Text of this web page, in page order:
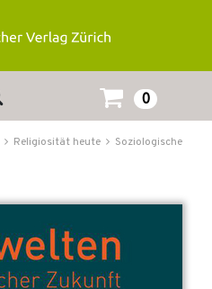
0
Religiosität heute
Soziologische